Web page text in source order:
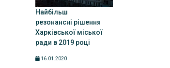
Найбільш
резонансні рішення
Харківської міської
ради в 2019 році
16.01.2020